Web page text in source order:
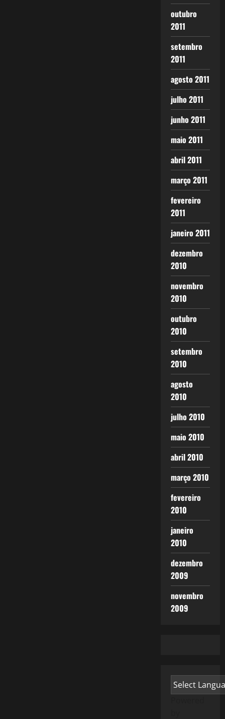
outubro
2011
setembro
2011
agosto 2011
julho 2011
junho 2011
maio 2011
abril 2011
março 2011
fevereiro
2011
janeiro 2011
dezembro
2010
novembro
2010
outubro
2010
setembro
2010
agosto
2010
julho 2010
maio 2010
abril 2010
março 2010
fevereiro
2010
janeiro
2010
dezembro
2009
novembro
2009